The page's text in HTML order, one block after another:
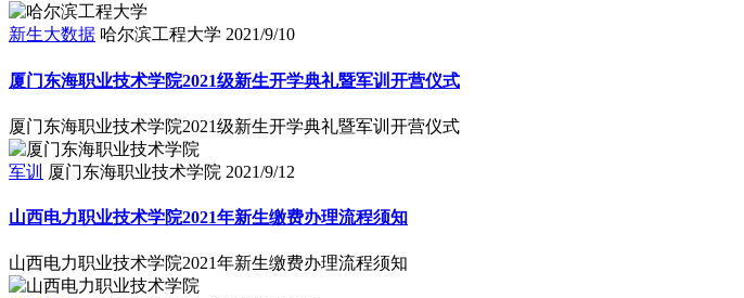
新生大数据 哈尔滨工程大学 2021/9/10
厦门东海职业技术学院2021级新生开学典礼暨军训开营仪式
厦门东海职业技术学院2021级新生开学典礼暨军训开营仪式
军训 厦门东海职业技术学院 2021/9/12
山西电力职业技术学院2021年新生缴费办理流程须知
山西电力职业技术学院2021年新生缴费办理流程须知